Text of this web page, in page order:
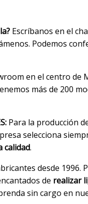
Escríbanos en el
Podemos
en el centro de
más de 200
Para la producción
selecciona
calidad.
desde 1996.
de realizar
sin cargo en